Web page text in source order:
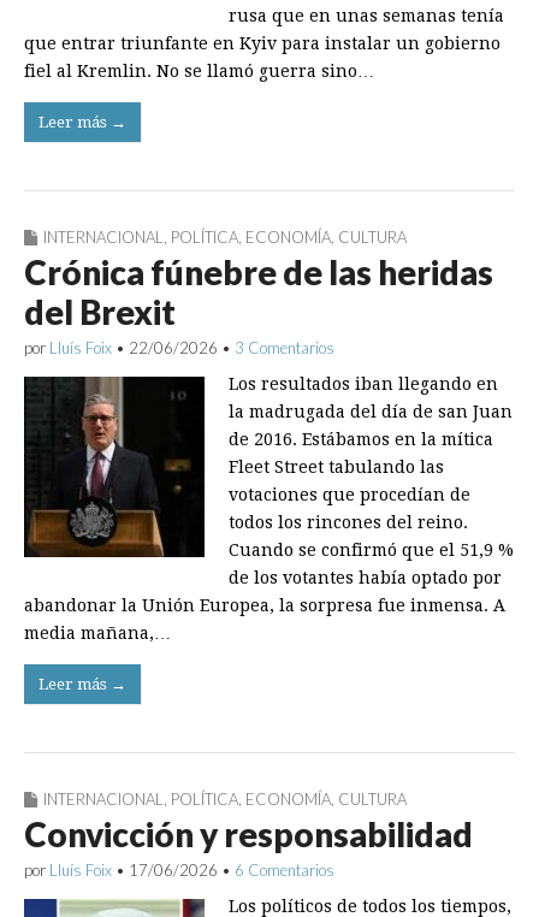
rusa que en unas semanas tenía
que entrar triunfante en Kyiv para instalar un gobierno
fiel al Kremlin. No se llamó guerra sino…
Leer más →
INTERNACIONAL, POLÍTICA, ECONOMÍA, CULTURA
Crónica fúnebre de las heridas
del Brexit
por Lluís Foix • 22/06/2026 • 3 Comentarios
Los resultados iban llegando en
la madrugada del día de san Juan
de 2016. Estábamos en la mítica
Fleet Street tabulando las
votaciones que procedían de
todos los rincones del reino.
Cuando se confirmó que el 51,9 %
de los votantes había optado por
abandonar la Unión Europea, la sorpresa fue inmensa. A
media mañana,…
Leer más →
INTERNACIONAL POLÍTICA ECONOMÍA CULTURA
Convicción y responsabilidad
por Lluís Foix • 17/06/2026 • 6 Comentarios
Los políticos de todos los tiempos,